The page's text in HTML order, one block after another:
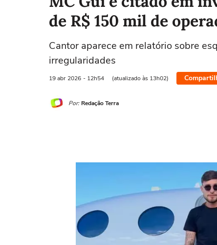
de R$ 150 mil de
Cantor aparece em relatório sobre
irregularidades
19 abr 2026 - 12h54 (atualizado às 13h02)
Por: Redação Terra